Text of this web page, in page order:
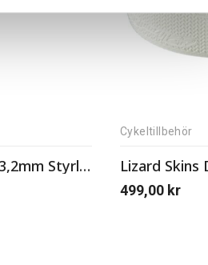
Lizard Skins DSP 3,2mm Styrlinda
Cykeltillbehör
499,00 kr